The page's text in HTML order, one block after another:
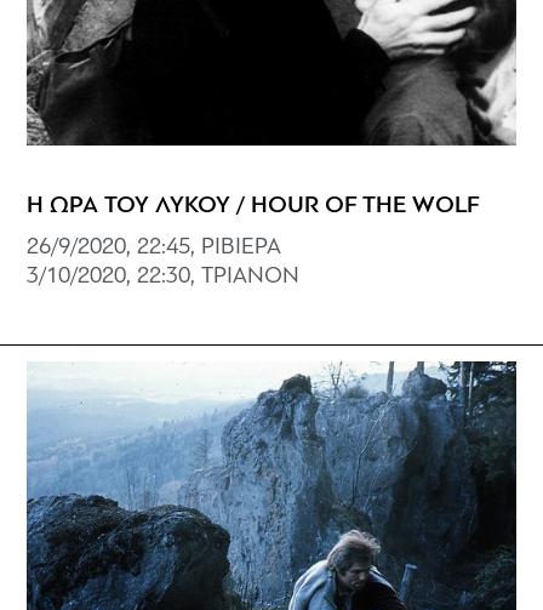
Η ΩΡΑ ΤΟΥ ΛΥΚΟΥ / HOUR OF THE WOLF
26/9/2020, 22:45, ΡΙΒΙΕΡΑ
3/10/2020, 22:30, ΤΡΙΑΝΟΝ